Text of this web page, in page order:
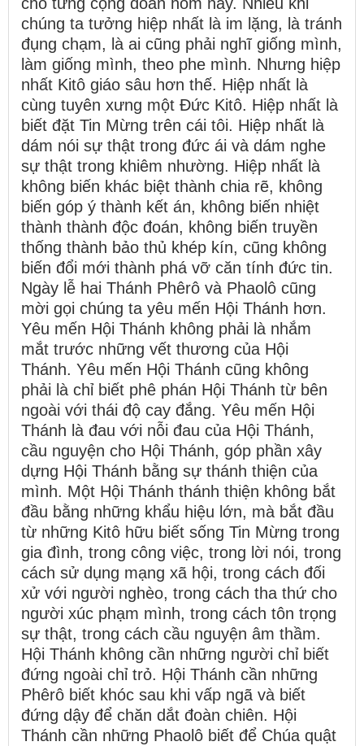
chúng ta tưởng hiệp nhất là im lặng, là tránh
đụng chạm, là ai cũng phải nghĩ giống mình,
làm giống mình, theo phe mình. Nhưng hiệp
nhất Kitô giáo sâu hơn thế. Hiệp nhất là
cùng tuyên xưng một Đức Kitô. Hiệp nhất là
biết đặt Tin Mừng trên cái tôi. Hiệp nhất là
dám nói sự thật trong đức ái và dám nghe
sự thật trong khiêm nhường. Hiệp nhất là
không biến khác biệt thành chia rẽ, không
biến góp ý thành kết án, không biến nhiệt
thành thành độc đoán, không biến truyền
thống thành bảo thủ khép kín, cũng không
biến đổi mới thành phá vỡ căn tính đức tin.
Ngày lễ hai Thánh Phêrô và Phaolô cũng
mời gọi chúng ta yêu mến Hội Thánh hơn.
Yêu mến Hội Thánh không phải là nhắm
mắt trước những vết thương của Hội
Thánh. Yêu mến Hội Thánh cũng không
phải là chỉ biết phê phán Hội Thánh từ bên
ngoài với thái độ cay đắng. Yêu mến Hội
Thánh là đau với nỗi đau của Hội Thánh,
cầu nguyện cho Hội Thánh, góp phần xây
dựng Hội Thánh bằng sự thánh thiện của
mình. Một Hội Thánh thánh thiện không bắt
đầu bằng những khẩu hiệu lớn, mà bắt đầu
từ những Kitô hữu biết sống Tin Mừng trong
gia đình, trong công việc, trong lời nói, trong
cách sử dụng mạng xã hội, trong cách đối
xử với người nghèo, trong cách tha thứ cho
người xúc phạm mình, trong cách tôn trọng
sự thật, trong cách cầu nguyện âm thầm.
Hội Thánh không cần những người chỉ biết
đứng ngoài chỉ trỏ. Hội Thánh cần những
Phêrô biết khóc sau khi vấp ngã và biết
đứng dậy để chăn dắt đoàn chiên. Hội
Thánh cần những Phaolô biết để Chúa quật